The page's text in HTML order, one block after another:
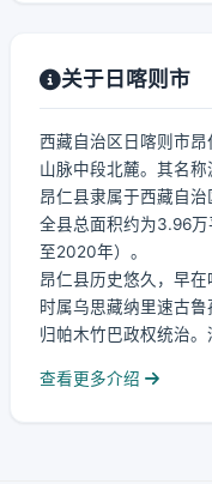
关于日喀则市
西藏自治区日喀则市
山脉中段北麓。其名称
昂仁县隶属于西藏自治
全县总面积约为3.96
至2020年）。
昂仁县历史悠久，早
时属乌思藏纳里速古
归帕木竹巴政权统治
查看更多介绍